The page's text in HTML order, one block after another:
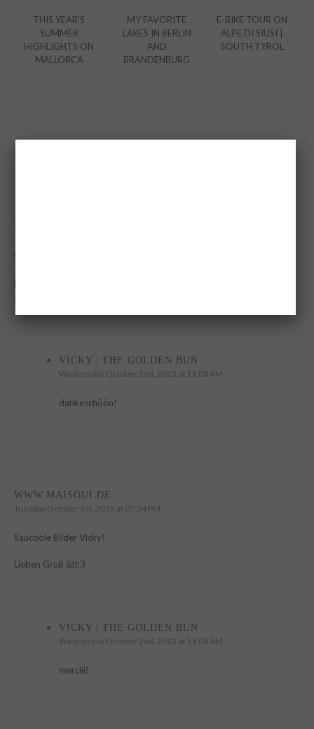
THIS YEAR’S
SUMMER
HIGHLIGHTS ON
MALLORCA
MY FAVORITE
LAKES IN BERLIN
AND
BRANDENBURG
E-BIKE TOUR ON
ALPE DI SIUSI |
SOUTH TYROL
Wow. Es ist so beeindrucked was du alles erlebst! Schön, dass du und
auf deinem Blog daran teilhaben lässt :) Deine Fotos sind einfach
bezaubernd!
x,
VICKY | THE GOLDEN BUN
Wednesday October 2nd, 2013 at 11:08 AM
dankeschöön!
WWW.MAISOUI.DE
Tuesday October 1st, 2013 at 07:34 PM
Saucoole Bilder Vicky!
Lieben Gruß &lt;3
VICKY | THE GOLDEN BUN
Wednesday October 2nd, 2013 at 11:08 AM
merciii!